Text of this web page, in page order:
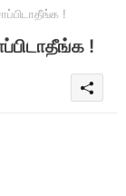
!
!